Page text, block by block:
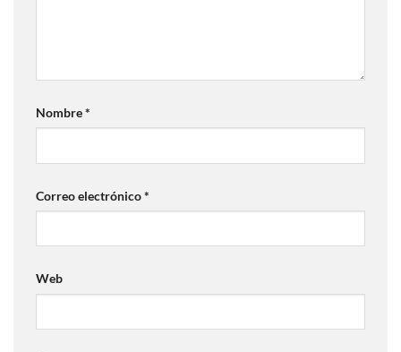
Nombre*
Correo electrónico*
Web